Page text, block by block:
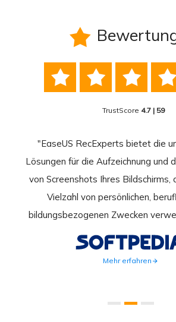

   
TrustScore 4.7 | 59
"EaseUS RecExperts bietet die
Lösungen für die Aufzeichnung und
von Screenshots Ihres Bildschirms,
Vielzahl von persönlichen,
bildungsbezogenen Zwecken
Mehr erfahren